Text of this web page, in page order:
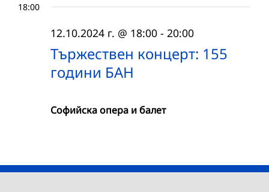
18:00
Тържествен концерт: 155
години БАН
12.10.2024 г. @ 18:00 - 20:00
Софийска опера и балет